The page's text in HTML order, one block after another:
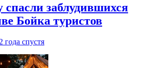
заблудившихся
Бойка туристов
2 года спустя